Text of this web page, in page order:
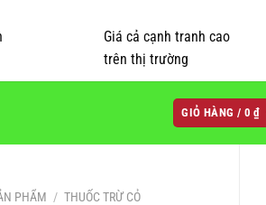
Giá cả cạnh tranh cao
trên thị trường
GIỎ HÀNG / 0₫
PHẨM / THUỐC TRỪ CỎ